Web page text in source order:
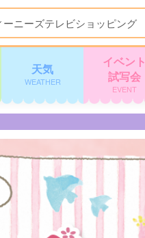
ーニーズテレビショッピング
天気
WEATHER
イベント
試写会
EVENT